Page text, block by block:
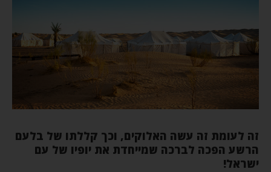
זה לעומת זה עשה האלוקים, וכך קללתו של בלעם
הרשע הפכה לברכה שמייחדת את יופיו של עם
ישראל!